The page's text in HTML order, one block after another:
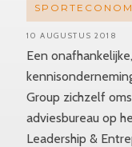
Een
Group zichzelf
adviesbureau op
Leadership &
10 AUGUSTUS 2018